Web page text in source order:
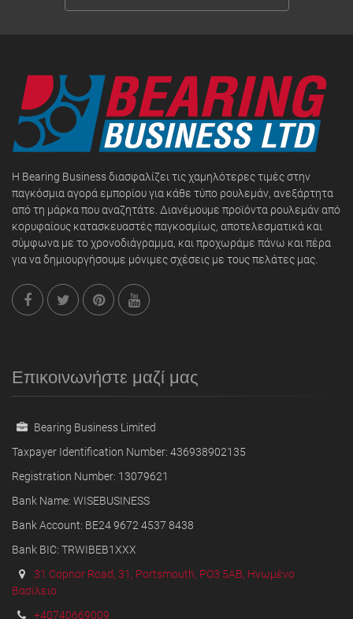
Η Bearing Business διασφαλίζει τις χαμηλότερες τιμές στην
παγκόσμια αγορά εμπορίου για κάθε τύπο ρουλεμάν, ανεξάρτητα
από τη μάρκα που αναζητάτε. Διανέμουμε προϊόντα ρουλεμάν από
κορυφαίους κατασκευαστές παγκοσμίως, αποτελεσματικά και
σύμφωνα με το χρονοδιάγραμμα, και προχωράμε πάνω και πέρα
για να δημιουργήσουμε μόνιμες σχέσεις με τους πελάτες μας.
Επικοινωνήστε μαζί μας
Bearing Business Limited
Taxpayer Identification Number: 436938902135
Registration Number: 13079621
Bank Name: WISEBUSINESS
Bank Account: BE24 9672 4537 8438
Bank BIC: TRWIBEB1XXX
31 Copnor Road, 31, Portsmouth, PO3 5AB, Ηνωμένο
Βασίλειο
+40740669009